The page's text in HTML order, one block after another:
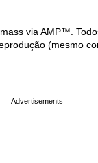
via AMP™.
(mesmo